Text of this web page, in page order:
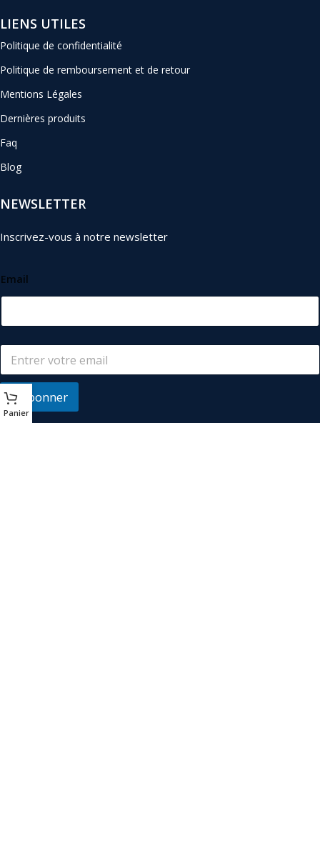
LIENS UTILES
Politique de confidentialité
Politique de remboursement et de retour
Mentions Légales
Dernières produits
Faq
Blog
NEWSLETTER
Inscrivez-vous à notre newsletter
Email
S'abonner
Panier